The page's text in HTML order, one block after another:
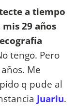
a tiempo
29 años
tengo. Pero
Me
q pude al
Juariu.